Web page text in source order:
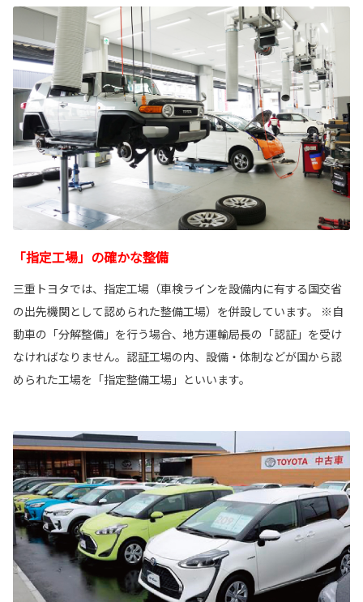
「指定工場」の確かな整備
三重トヨタでは、指定工場（車検ラインを設備内に有する国交省
の出先機関として認められた整備工場）を併設しています。 ※自
動車の「分解整備」を行う場合、地方運輸局長の「認証」を受け
なければなりません。認証工場の内、設備・体制などが国から認
められた工場を「指定整備工場」といいます。